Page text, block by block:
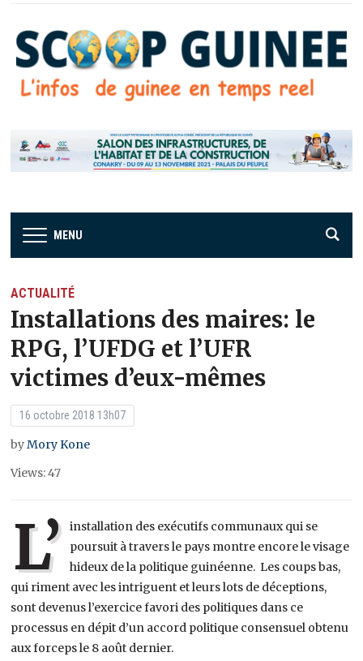
MENU
ACTUALITÉ
Installations des maires: le
RPG, l’UFDG et l’UFR
victimes d’eux-mêmes
16 octobre 2018 13h07
byMory Kone
Views: 47
L’ installation des exécutifs communaux qui se
poursuit à travers le pays montre encore le visage
hideux de la politique guinéenne. Les coups bas,
qui riment avec les intriguent et leurs lots de déceptions,
sont devenus l’exercice favori des politiques dans ce
processus en dépit d’un accord politique consensuel obtenu
aux forceps le 8 août dernier.